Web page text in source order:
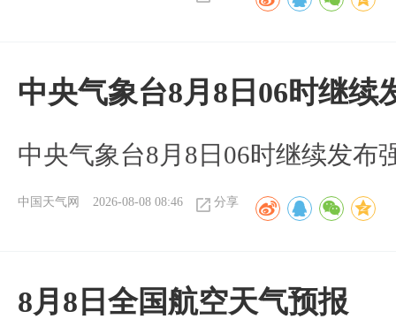
中央气象台8月8日06时继
中央气象台8月8日06时继续发布
中国天气网 2026-08-08 08:46 分享
8月8日全国航空天气预报